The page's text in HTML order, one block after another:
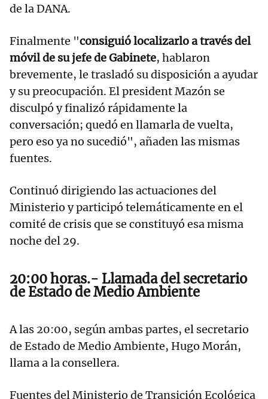
de la DANA.
Finalmente "consiguió localizarlo a través del
móvil de su jefe de Gabinete, hablaron
brevemente, le trasladó su disposición a ayudar
y su preocupación. El president Mazón se
disculpó y finalizó rápidamente la
conversación; quedó en llamarla de vuelta,
pero eso ya no sucedió", añaden las mismas
fuentes.
Continuó dirigiendo las actuaciones del
Ministerio y participó telemáticamente en el
comité de crisis que se constituyó esa misma
noche del 29.
20:00 horas.- Llamada del secretario
de Estado de Medio Ambiente
A las 20:00, según ambas partes, el secretario
de Estado de Medio Ambiente, Hugo Morán,
llama a la consellera.
Fuentes del Ministerio de Transición Ecológica